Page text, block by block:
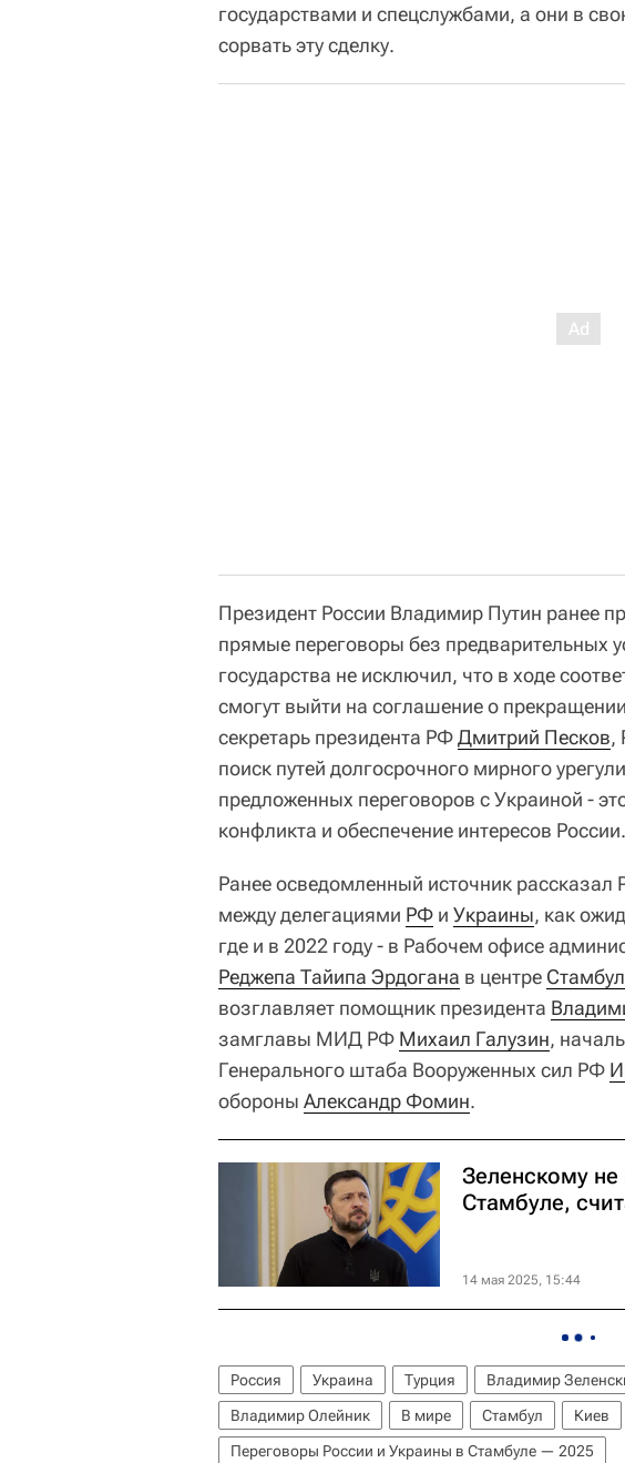
государствами и спецслужбами, а они в
сорвать эту сделку.
Президент России Владимир Путин ранее
прямые переговоры без предварительных
государства не исключил, что в ходе
смогут выйти на соглашение о
секретарь президента РФДмитрий Песков,
поиск путей долгосрочного мирного
предложенных переговоров с Украиной -
конфликта и обеспечение интересов России.
Ранее осведомленный источник
между делегациями РФ и Украины, как
где и в 2022 году - в Рабочем офисе
Реджепа Тайипа Эрдогана в центре
возглавляет помощник президента
замглавы МИД РФ Михаил Галузин,
Генерального штаба Вооруженных сил РФ
обороны Александр Фомин.
Зеленскому не
Стамбуле,
14 мая 2025, 15:44
Россия Украина Турция Владимир
Владимир Олейник
В мире Стамбул
Киев
Переговоры России и Украины в Стамбуле — 2025